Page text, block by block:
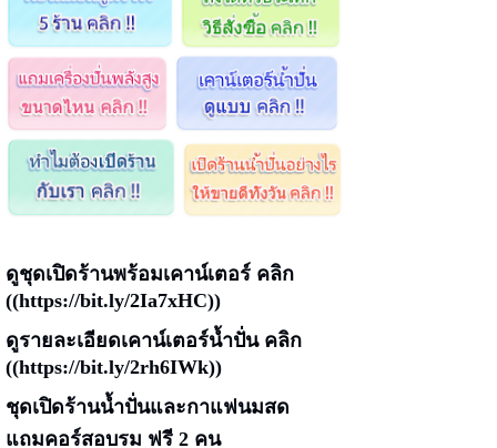
ดูชุดเปิดร้านพร้อมเคาน์เตอร์ คลิก
((https://bit.ly/2Ia7xHC))
ดูรายละเอียดเคาน์เตอร์น้ำปั่น คลิก
((https://bit.ly/2rh6IWk))
ชุดเปิดร้านน้ำปั่นและกาแฟนมสด
แถมคอร์สอบรม ฟรี 2 คน